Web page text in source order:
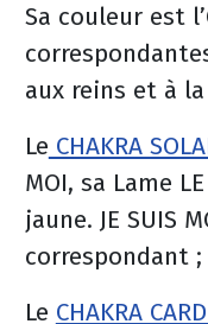
Sa couleur est
aux reins et à
Le CHAKRA
MOI, sa Lame LE
jaune. JE SUIS
correspondant
Le CHAKRA